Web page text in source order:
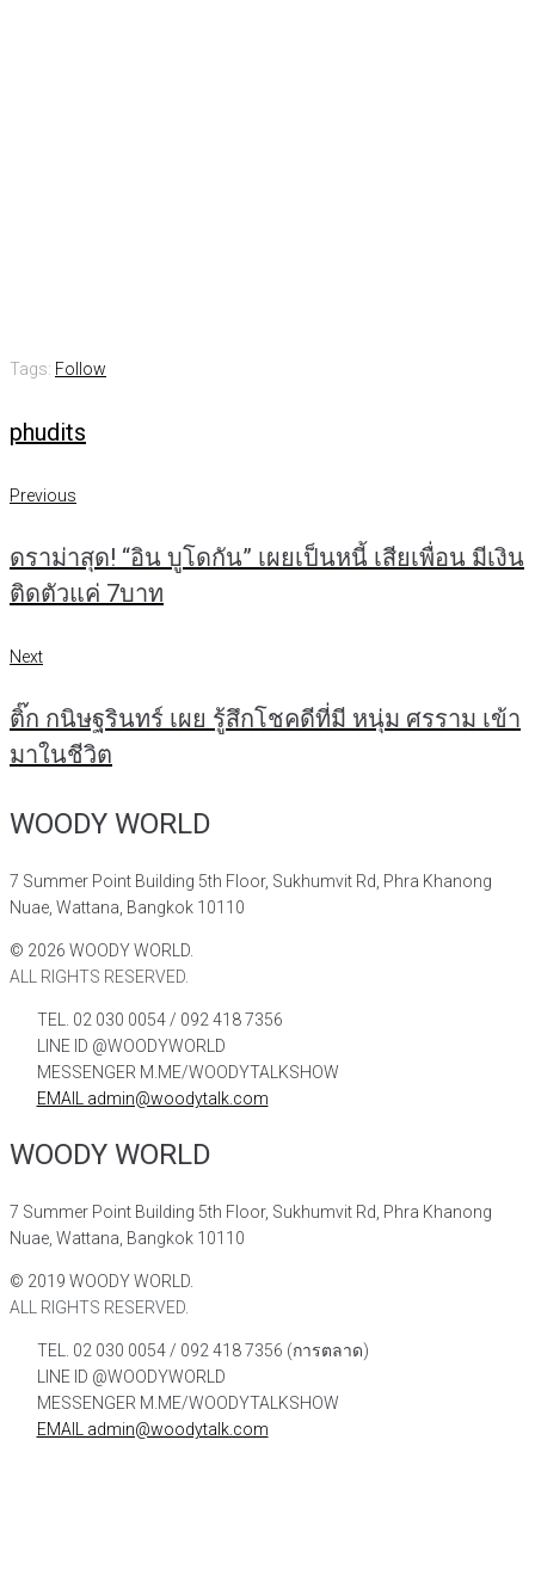
Tags: Follow
phudits
แนะแนว
เรื่อง
Previous
Previous
ดราม่าสุด! “อิน บูโดกัน” เผยเป็นหนี้ เสียเพื่อน มีเงิน
ติดตัวแค่ 7บาท
Next
Next
ติ๊ก กนิษฐรินทร์ เผย รู้สึกโชคดีที่มี หนุ่ม ศรราม เข้า
มาในชีวิต
WOODY WORLD
7 Summer Point Building 5th Floor, Sukhumvit Rd, Phra Khanong
Nuae, Wattana, Bangkok 10110
© 2026 WOODY WORLD.
ALL RIGHTS RESERVED.
TEL. 02 030 0054 / 092 418 7356
LINE ID @WOODYWORLD
MESSENGER M.ME/WOODYTALKSHOW
EMAIL admin@woodytalk.com
WOODY WORLD
7 Summer Point Building 5th Floor, Sukhumvit Rd, Phra Khanong
Nuae, Wattana, Bangkok 10110
© 2019 WOODY WORLD.
ALL RIGHTS RESERVED.
TEL. 02 030 0054 / 092 418 7356 (การตลาด)
LINE ID @WOODYWORLD
MESSENGER M.ME/WOODYTALKSHOW
EMAIL admin@woodytalk.com